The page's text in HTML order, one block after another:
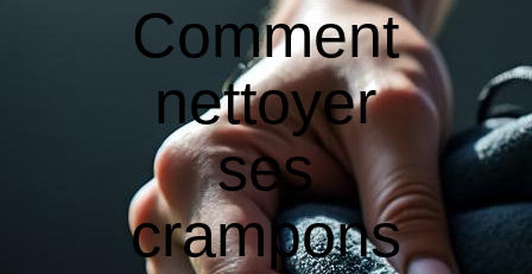
Comment
nettoyer
ses
crampons